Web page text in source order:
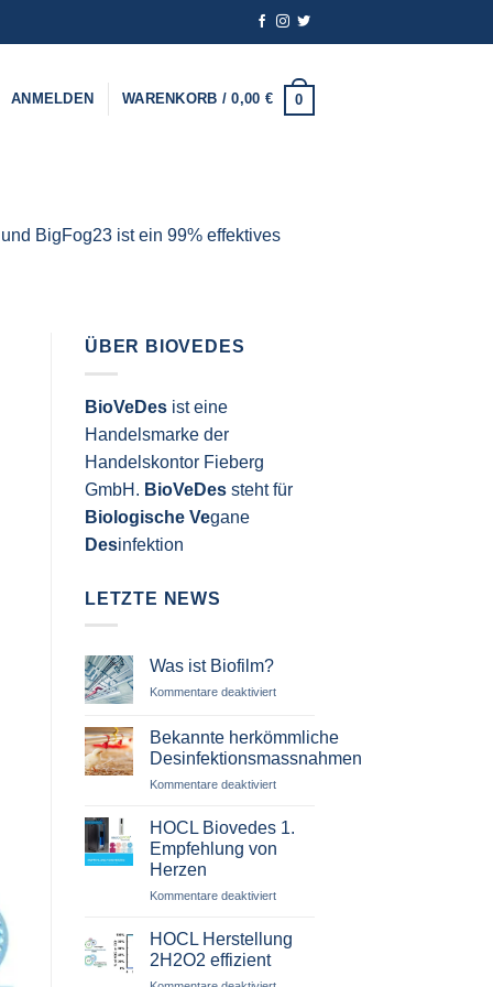
ANMELDEN WARENKORB /0,00 € 0
BigFog23 ist ein 99% effektives
ÜBER BIOVEDES
BioVeDes ist eine
Handelsmarke der
Handelskontor Fieberg
GmbH. BioVeDes steht für
Biologische Vegane
Desinfektion
LETZTE NEWS
Was ist Biofilm?
Kommentare deaktiviertfür
Biofilm?
Bekannte herkömmliche
Desinfektionsmassnahmen
Kommentare deaktiviertfür
herkömmliche
HOCL Biovedes 1.
Empfehlung von
Herzen
Kommentare deaktiviertfür
1.
HOCL Herstellung
2H2O2 effizient